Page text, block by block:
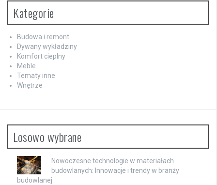
Kategorie
Budowa i remont
Dywany wykładziny
Komfort cieplny
Meble
Tematy inne
Wnętrze
Losowo wybrane
Nowoczesne technologie w materiałach
budowlanych: Innowacje i trendy w branży
budowlanej